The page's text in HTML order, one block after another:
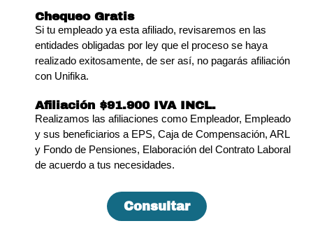
Chequeo Gratis
Si tu empleado ya esta afiliado, revisaremos en las
entidades obligadas por ley que el proceso se haya
realizado exitosamente, de ser así, no pagarás afiliación
con Unifika.
Afiliación $91.900 IVA INCL.
Realizamos las afiliaciones como Empleador, Empleado
y sus beneficiarios a EPS, Caja de Compensación, ARL
y Fondo de Pensiones, Elaboración del Contrato Laboral
de acuerdo a tus necesidades.
Consultar